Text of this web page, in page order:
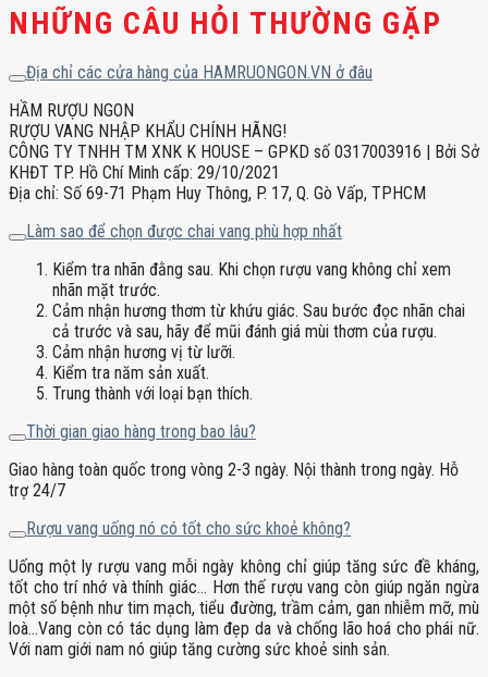
NHỮNG CÂU HỎI THƯỜNG GẶP
Địa chỉ các cửa hàng của HAMRUONGON.VN ở đâu
HẦM RƯỢU NGON
RƯỢU VANG NHẬP KHẨU CHÍNH HÃNG!
CÔNG TY TNHH TM XNK K HOUSE – GPKD số 0317003916 | Bởi Sở
KHĐT TP. Hồ Chí Minh cấp: 29/10/2021
Địa chỉ: Số 69-71 Phạm Huy Thông, P. 17, Q. Gò Vấp, TPHCM
Làm sao để chọn được chai vang phù hợp nhất
Kiểm tra nhãn đằng sau. Khi chọn rượu vang không chỉ xem
nhãn mặt trước.
Cảm nhận hương thơm từ khứu giác. Sau bước đọc nhãn chai
cả trước và sau, hãy để mũi đánh giá mùi thơm của rượu.
Cảm nhận hương vị từ lưỡi.
Kiểm tra năm sản xuất.
Trung thành với loại bạn thích.
Thời gian giao hàng trong bao lâu?
Giao hàng toàn quốc trong vòng 2-3 ngày. Nội thành trong ngày. Hỗ
trợ 24/7
Rượu vang uống nó có tốt cho sức khoẻ không?
Uống một ly rượu vang mỗi ngày không chỉ giúp tăng sức đề kháng,
tốt cho trí nhớ và thính giác… Hơn thế rượu vang còn giúp ngăn ngừa
một số bệnh như tim mạch, tiểu đường, trầm cảm, gan nhiễm mỡ, mù
loà…Vang còn có tác dụng làm đẹp da và chống lão hoá cho phái nữ.
Với nam giới nam nó giúp tăng cường sức khoẻ sinh sản.